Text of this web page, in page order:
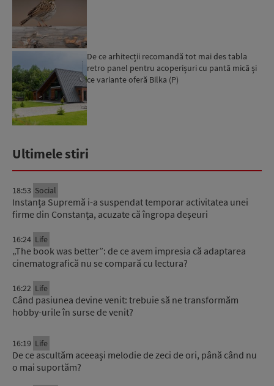
De ce arhitecții recomandă tot mai des tabla
retro panel pentru acoperișuri cu pantă mică și
ce variante oferă Bilka (P)
Ultimele stiri
18:53 Social
Instanța Supremă i-a suspendat temporar activitatea unei
firme din Constanța, acuzate că îngropa deșeuri
16:24 Life
„The book was better”: de ce avem impresia că adaptarea
cinematografică nu se compară cu lectura?
16:22 Life
Când pasiunea devine venit: trebuie să ne transformăm
hobby-urile în surse de venit?
16:19 Life
De ce ascultăm aceeași melodie de zeci de ori, până când nu
o mai suportăm?